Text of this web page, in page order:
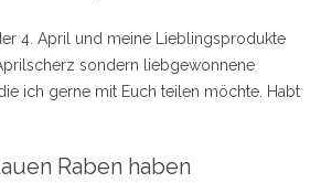
4. April und meine Lieblingsprodukte
sondern liebgewonnene
ich gerne mit Euch teilen möchte. Habt
Raben haben